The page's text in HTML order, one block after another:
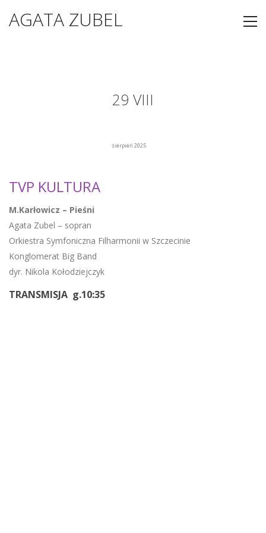
AGATA ZUBEL
29 VIII
sierpień 2025
TVP KULTURA
M.Karłowicz – Pieśni
Agata Zubel – sopran
Orkiestra Symfoniczna Filharmonii w Szczecinie
Konglomerat Big Band
dyr. Nikola Kołodziejczyk
TRANSMISJA g.10:35